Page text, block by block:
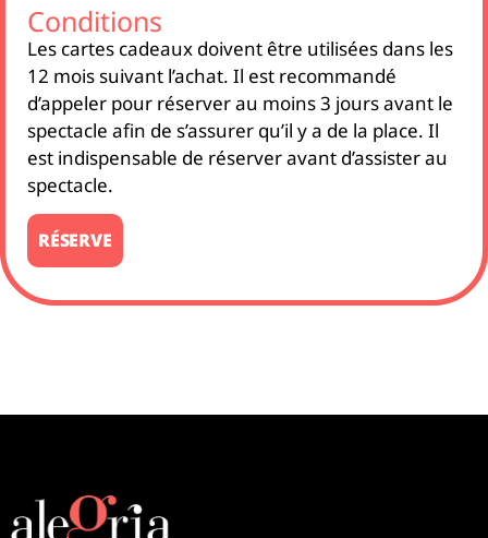
Conditions
Les cartes cadeaux doivent être utilisées dans les
12 mois suivant l’achat. Il est recommandé
d’appeler pour réserver au moins 3 jours avant le
spectacle afin de s’assurer qu’il y a de la place. Il
est indispensable de réserver avant d’assister au
spectacle.
RÉSERVE